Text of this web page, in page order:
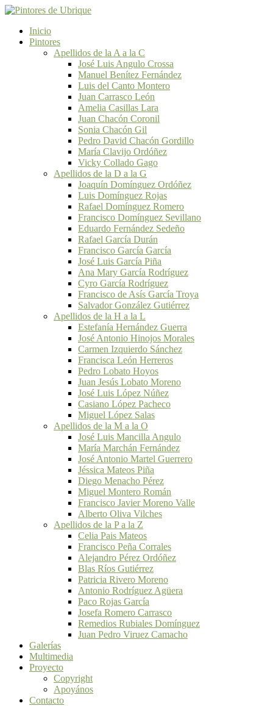
Inicio
Pintores
Apellidos de la A a la C
José Luis Angulo Crossa
Manuel Benítez Fernández
Luis del Canto Montero
Juan Carrasco León
Amelia Casillas Lara
Juan Chacón Coronil
Sonia Chacón Gil
Pedro David Chacón Gordillo
María Clavijo Ordóñez
Vicky Collado Gago
Apellidos de la D a la G
Joaquín Domínguez Ordóñez
Luis Domínguez Rojas
Rafael Domínguez Romero
Francisco Domínguez Sevillano
Eduardo Fernández Sedeño
Rafael García Durán
Francisco García García
José Luis García Piña
Ana Mary García Rodríguez
Cyro García Rodríguez
Francisco de Asís García Troya
Salvador González Gutiérrez
Apellidos de la H a la L
Estefanía Hernández Guerra
José Antonio Hinojos Morales
Carmen Izquierdo Sánchez
Francisca León Herreros
Pedro Lobato Hoyos
Juan Jesús Lobato Moreno
José Luis López Núñez
Casiano López Pacheco
Miguel López Salas
Apellidos de la M a la O
José Luis Mancilla Angulo
María Marchán Fernández
José Antonio Martel Guerrero
Jéssica Mateos Piña
Diego Menacho Pérez
Miguel Montero Román
Francisco Javier Moreno Valle
Alberto Oliva Vilches
Apellidos de la P a la Z
Celia Pais Mateos
Francisco Peña Corrales
Alejandro Pérez Ordóñez
Blas Ríos Gutiérrez
Patricia Rivero Moreno
Antonio Rodríguez Agüera
Paco Rojas García
Josefa Romero Carrasco
Remedios Rubiales Domínguez
Juan Pedro Viruez Camacho
Galerías
Multimedia
Proyecto
Copyright
Apoyános
Contacto